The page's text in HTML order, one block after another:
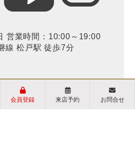
営業時間：10:00～19:00
線 松戸駅 徒歩7分
会員登録 来店予約 お問合せ